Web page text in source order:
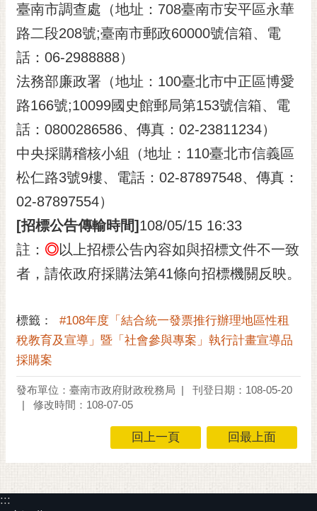
臺南市調查處（地址：708臺南市安平區永華
路二段208號;臺南市郵政60000號信箱、電
話：06-2988888）
法務部廉政署（地址：100臺北市中正區博愛
路166號;10099國史館郵局第153號信箱、電
話：0800286586、傳真：02-23811234）
中央採購稽核小組（地址：110臺北市信義區
松仁路3號9樓、電話：02-87897548、傳真：
02-87897554）
[招標公告傳輸時間] 108/05/15 16:33
註： ◎以上招標公告內容如與招標文件不一致
者，請依政府採購法第41條向招標機關反映。
標籤：
#108年度「結合統一發票推行辦理地區性租
稅教育及宣導」暨「社會參與專案」執行計畫宣導品
採購案
發布單位：臺南市政府財政稅務局
刊登日期：108-05-20
修改時間：108-07-05
回上一頁 回最上面
:::